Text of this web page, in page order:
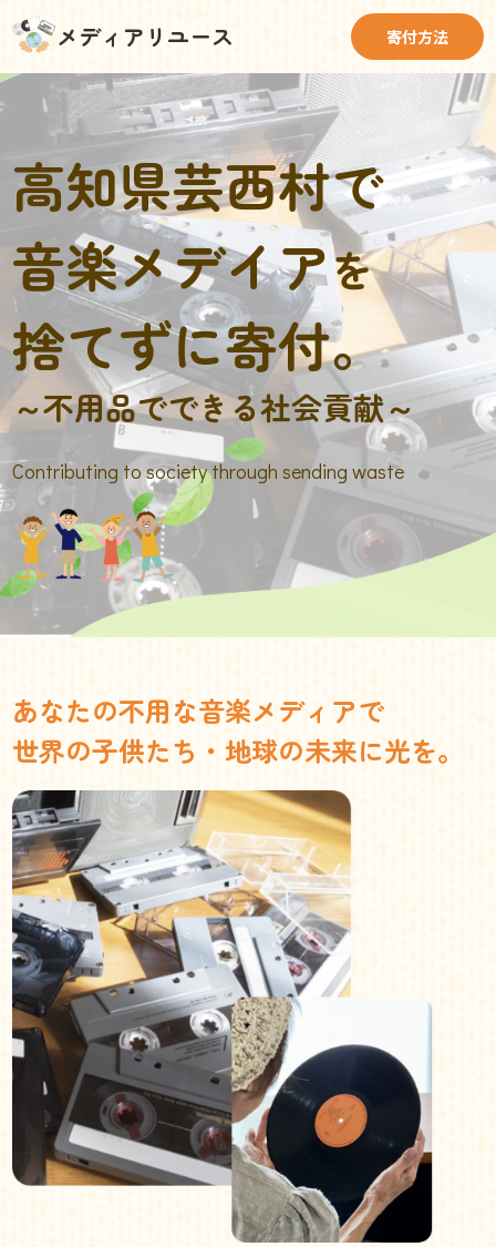
メディアリユース 寄付方法
高知県芸西村で
音楽メデイアを
捨てずに寄付。
～不用品でできる社会貢献～
Contributing to society through sending waste
あなたの不用な音楽メディアで
世界の子供たち・地球の未来に光を。